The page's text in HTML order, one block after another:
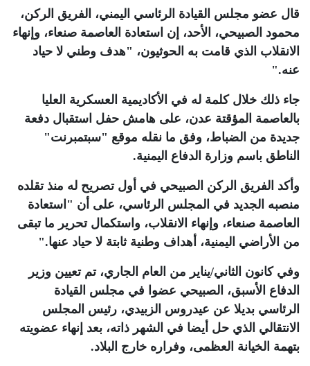
قال عضو مجلس القيادة الرئاسي اليمني، الفريق الركن،
محمود الصبيحي، الأحد، إن استعادة العاصمة صنعاء، وإنهاء
الانقلاب الذي قامت به الحوثيون، "هدف وطني لا حياد
عنه".
جاء ذلك خلال كلمة له في الأكاديمية العسكرية العليا
بالعاصمة المؤقتة عدن، على هامش حفل استقبال دفعة
جديدة من الضباط، وفق ما نقله موقع "سبتمبرنت"
الناطق باسم وزارة الدفاع اليمنية.
وأكد الفريق الركن الصبيحي في أول تصريح له منذ تقلده
منصبه الجديد في المجلس الرئاسي، على أن "استعادة
العاصمة صنعاء، وإنهاء الانقلاب، واستكمال تحرير ما تبقى
من الأراضي اليمنية، أهداف وطنية ثابتة لا حياد عنها".
وفي كانون الثاني/يناير من العام الجاري، تم تعيين وزير
الدفاع الأسبق، الصبيحي عضوا في مجلس القيادة
الرئاسي بديلا عن عيدروس الزبيدي، رئيس المجلس
الانتقالي الذي حل أيضا في الشهر ذاته، بعد إنهاء عضويته
بتهمة الخيانة العظمى، وفراره خارج البلاد.